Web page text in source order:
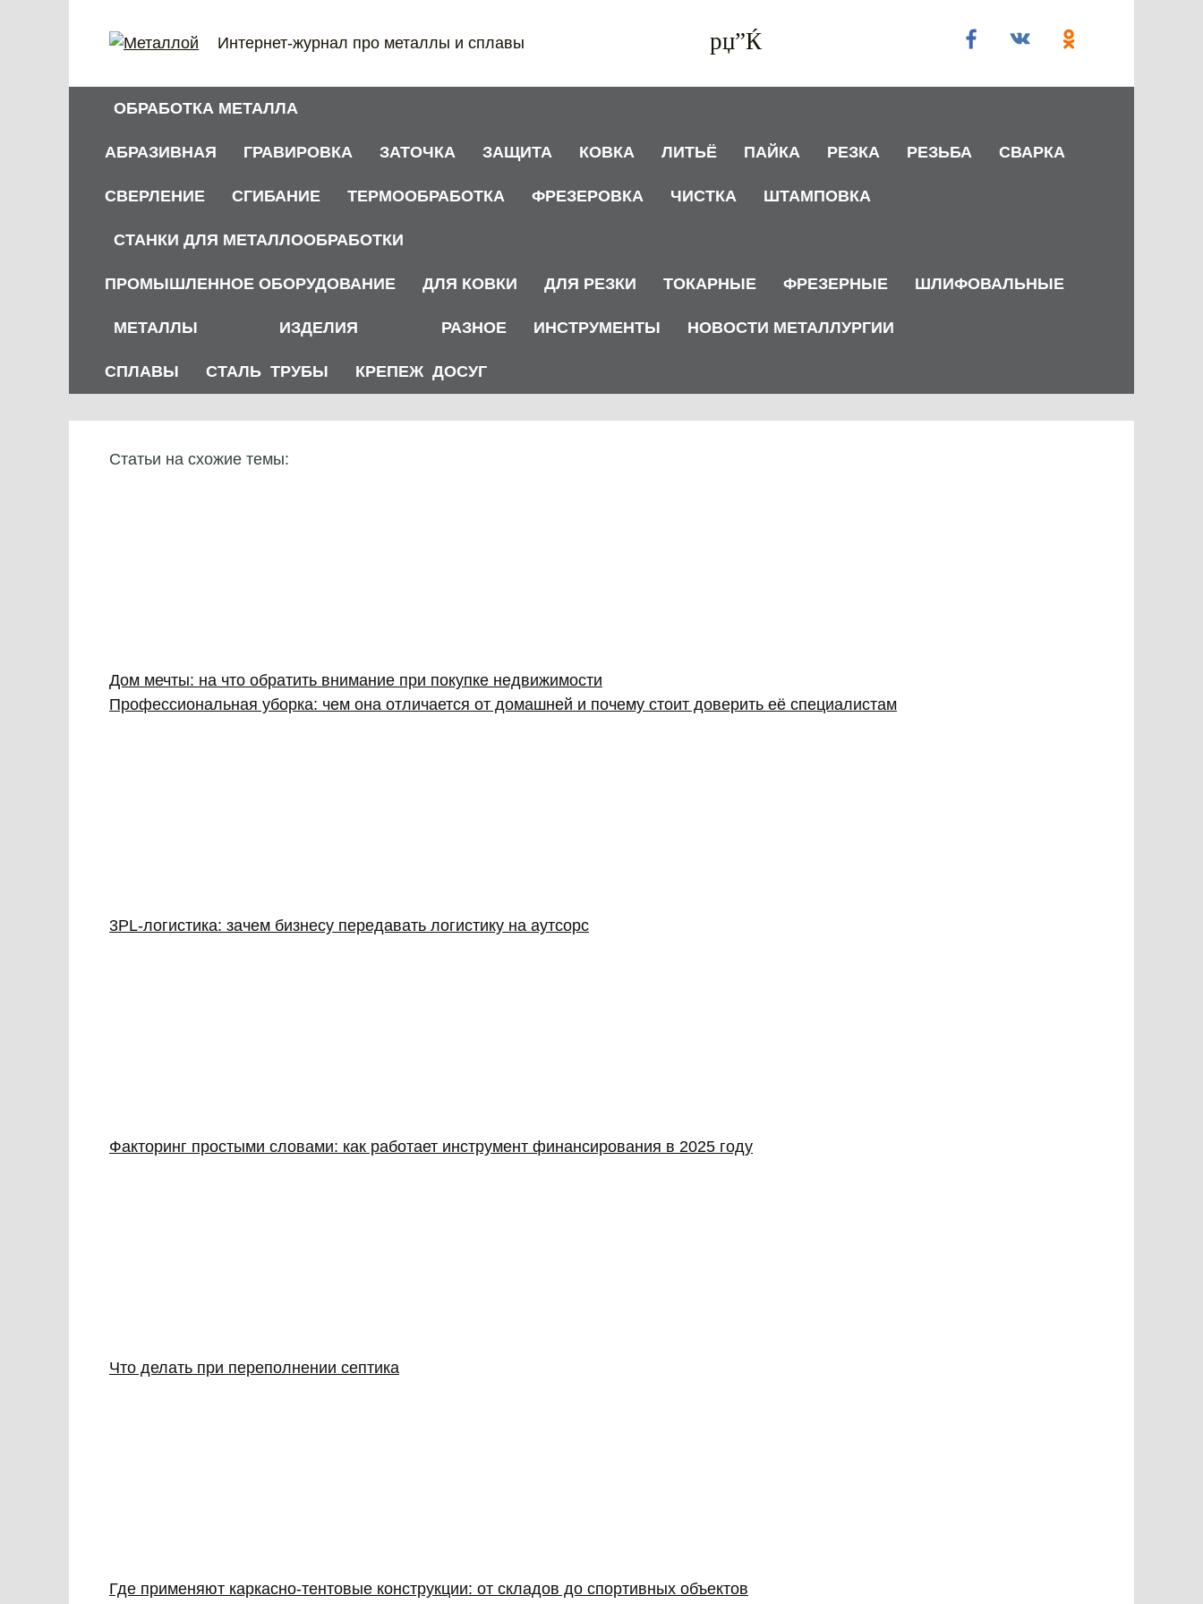
Интернет-журнал про металлы и сплавы
ОБРАБОТКА МЕТАЛЛА
АБРАЗИВНАЯ ГРАВИРОВКА ЗАТОЧКА ЗАЩИТА КОВКА ЛИТЬЁ ПАЙКА РЕЗКА РЕЗЬБА СВАРКА
СВЕРЛЕНИЕ СГИБАНИЕ ТЕРМООБРАБОТКА ФРЕЗЕРОВКА ЧИСТКА ШТАМПОВКА
СТАНКИ ДЛЯ МЕТАЛЛООБРАБОТКИ
ПРОМЫШЛЕННОЕ ОБОРУДОВАНИЕ ДЛЯ КОВКИ ДЛЯ РЕЗКИ ТОКАРНЫЕ ФРЕЗЕРНЫЕ ШЛИФОВАЛЬНЫЕ
МЕТАЛЛЫ
СПЛАВЫ СТАЛЬ
ИЗДЕЛИЯ
ТРУБЫ КРЕПЕЖ
РАЗНОЕ
ДОСУГ
ИНСТРУМЕНТЫ НОВОСТИ МЕТАЛЛУРГИИ
Статьи на схожие темы:
Дом мечты: на что обратить внимание при покупке недвижимости
Профессиональная уборка: чем она отличается от домашней и почему стоит доверить её специалистам
3PL‑логистика: зачем бизнесу передавать логистику на аутсорс
Факторинг простыми словами: как работает инструмент финансирования в 2025 году
Что делать при переполнении септика
Где применяют каркасно‑тентовые конструкции: от складов до спортивных объектов